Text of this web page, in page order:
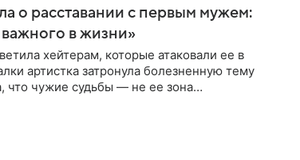
о расставании с первым мужем:
в жизни»
хейтерам, которые атаковали ее в
артистка затронула болезненную тему
что чужие судьбы — не ее зона